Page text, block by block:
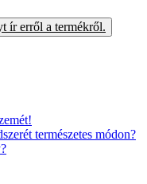
ír erről a termékről.
természetes módon?